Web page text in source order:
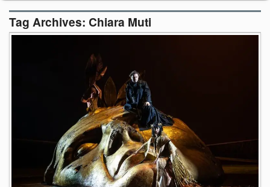
Contatti
Tag Archives: Chiara Muti